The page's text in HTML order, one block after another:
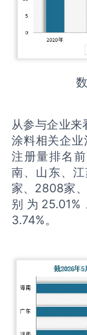
从参与企业
涂料相关企
注册量排名
南、山东、
家、2808家
别为25.01%
3.74%。